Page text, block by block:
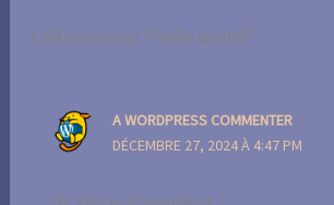
1 réflexion sur “Hello world!”
A WORDPRESS COMMENTER
DÉCEMBRE 27, 2024 À 4:47 PM